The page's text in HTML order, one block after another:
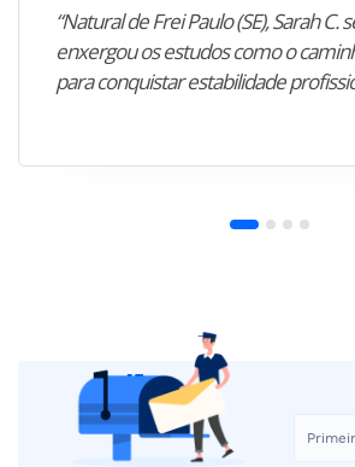
“Natural de Frei Paulo (SE), Sarah C.
enxergou os estudos como o
para conquistar estabilidade